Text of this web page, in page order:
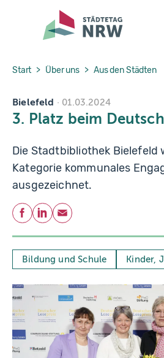
Skip to main navigation
Skip to main content
Skip to page footer
You are here:
Start Über uns Aus den Städten
Bielefeld 01.03.2024
3. Platz beim
Die Stadtbibliothek Bielefeld
Kategorie kommunales
ausgezeichnet.
Teilen
Facebook
LinkedIn
E-Mail
Bildung und Schule Kinder,